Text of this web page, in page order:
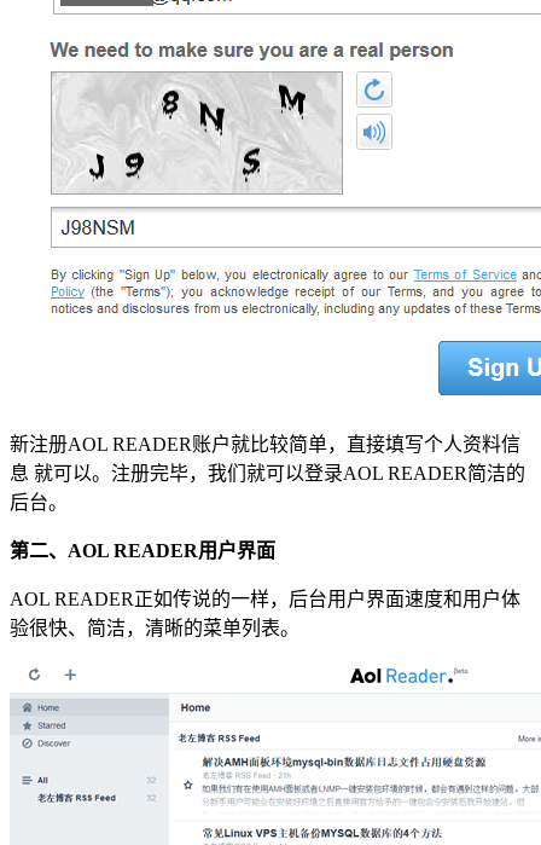
新注册AOL READER账户就比较简单，直接填写个人资料信
息 就可以。注册完毕，我们就可以登录AOL READER简洁的
后台。
第二、AOL READER用户界面
AOL READER正如传说的一样，后台用户界面速度和用户体
验很快、简洁，清晰的菜单列表。